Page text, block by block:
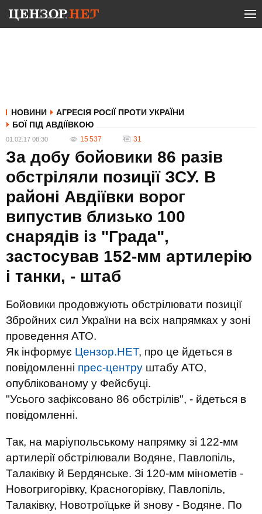
НОВИНИ
АГРЕСІЯ РОСІЇ ПРОТИ УКРАЇНИ
БОЇ ПІД АВДІЇВКОЮ
01.02.17 08:30 15 537 31
За добу бойовики 86 разів
обстріляли позиції ЗСУ. В
районі Авдіївки ворог
випустив близько 100
снарядів із "Града",
застосував 152-мм артилерію
і танки, - штаб
Бойовики продовжують обстрілювати позиції
Збройних сил України на всіх напрямках у зоні
проведення АТО.
Як інформує Цензор.НЕТ, про це йдеться в
повідомленні прес-центру штабу АТО,
опублікованому у Фейсбуці.
"Усього зафіксовано 86 обстрілів", - йдеться в
повідомленні.
Так, на маріупольському напрямку зі 122-мм
артилерії обстрілювали Водяне, Павлопіль,
Талаківку й Бердянське. Зі 120-мм мінометів -
Новогригорівку, Красногорівку, Павлопіль,
Талаківку, Новотроїцьке й знову - Водяне. По